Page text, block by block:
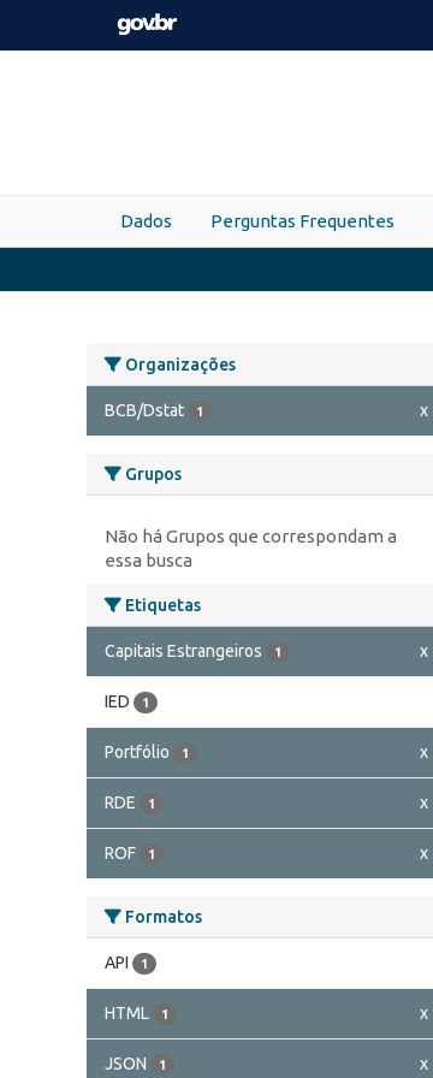
Skip to main content
Dados Perguntas Frequentes
Organizações
BCB/Dstat 1 x
Grupos
Não há Grupos que correspondam a
essa busca
Etiquetas
Capitais Estrangeiros 1 x
IED 1
Portfólio 1 x
RDE 1 x
ROF 1 x
Formatos
API 1
HTML 1 x
JSON 1 x